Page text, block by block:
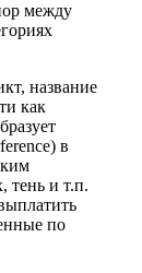
между
название
как
в
тень и т.п.
по